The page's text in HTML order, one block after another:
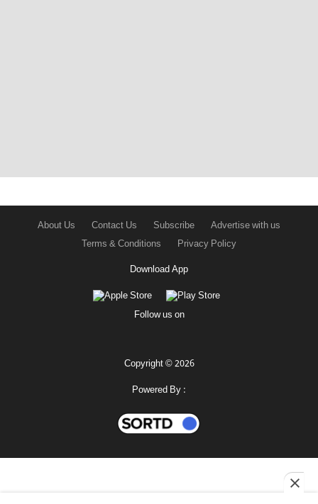
About Us Contact Us Subscribe
Advertise with us
Terms & Conditions
Privacy Policy
Download App
Follow us on
Copyright © 2026
Powered By :